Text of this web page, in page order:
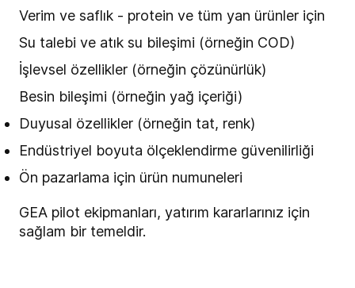
Verim ve saflık - protein ve tüm yan ürünler için
Su talebi ve atık su bileşimi (örneğin COD)
İşlevsel özellikler (örneğin çözünürlük)
Besin bileşimi (örneğin yağ içeriği)
Duyusal özellikler (örneğin tat, renk)
Endüstriyel boyuta ölçeklendirme güvenilirliği
Ön pazarlama için ürün numuneleri
GEA pilot ekipmanları, yatırım kararlarınız için
sağlam bir temeldir.